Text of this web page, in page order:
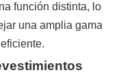
función distinta, lo
una amplia gama